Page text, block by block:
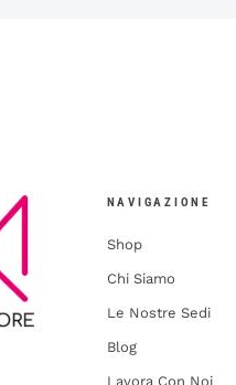
NAVIGAZIONE
Shop
Chi Siamo
Le Nostre Sedi
Blog
Lavora Con Noi